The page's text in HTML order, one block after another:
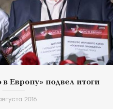
Европу» подвел итоги
2016